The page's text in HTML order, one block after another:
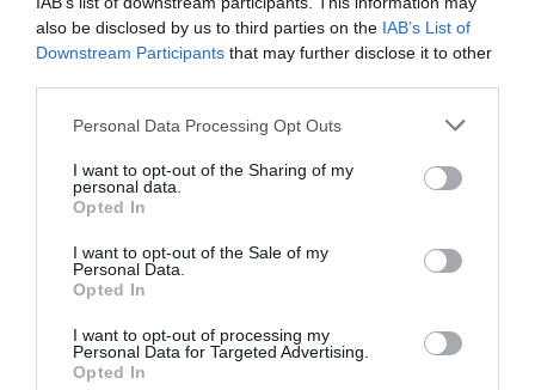
also be disclosed by us to third parties on the IAB’s List of
Downstream Participants that may further disclose it to other
Personal Data Processing Opt Outs
I want to opt-out of the Sharing of my
personal data.
Opted In
I want to opt-out of the Sale of my
Personal Data.
Opted In
I want to opt-out of processing my
Personal Data for Targeted Advertising.
Opted In
RELACIONADES
Bon Preu crea un
comitè d'ètica
Les inversions dels
Llum verda